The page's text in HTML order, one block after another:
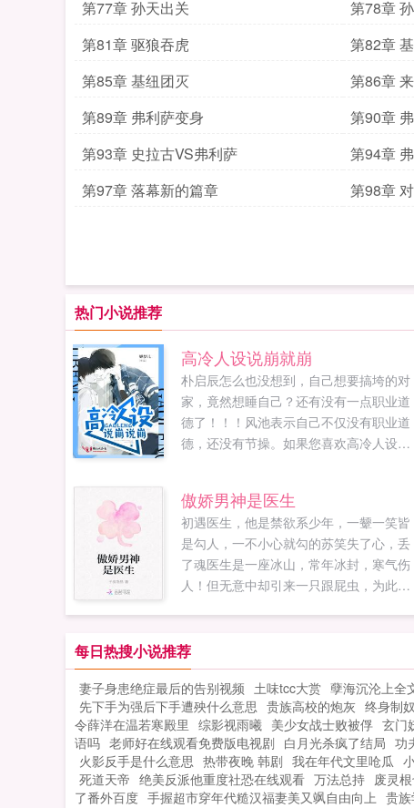
第77章 孙天出关
第78章
第81章 驱狼吞虎
第82章
第85章 基纽团灭
第86章
第89章 弗利萨变身
第90章
第93章 史拉古VS弗利萨
第94章
第97章 落幕新的篇章
第98章
热门小说推荐
高冷人设说崩就崩
朴启辰怎么也没想到，自己想要搞垮的对
家，竟然想睡自己？还有没有一点职业道
德了！！！风池表示自己不仅没有职业道
德，还没有节操。如果您喜欢高冷人设说
傲娇男神是医生
初遇医生，他是禁欲系少年，一颦一笑皆
是勾人，一不小心就勾的苏笑失了心，丢
了魂医生是一座冰山，常年冰封，寒气伤
人！但无意中却引来一只跟屁虫，为此，
喜欢你。为什么啊？医生瞥了她一眼太
小。苏笑第一次表白，苏笑被医生以胸小
为由拒绝！多年以后，某医生将苏笑强势
的压在床上，苏笑眯着眼小吗？医生被打
脸不小！如果您喜欢傲娇男神是医生，别
忘记分享给朋友...
每日热搜小说推荐
妻子身患绝症最后的告别视频 土味tcc大赏 孽海沉沦上全
先下手为强后下手遭殃什么意思 贵族高校的炮灰 终身制
令薛洋在温若寒殿里 综影视雨曦 美少女战士败被俘 玄门
语吗 老师好在线观看免费版电视剧 白月光杀疯了结局 功
火影反手是什么意思 热带夜晚 韩剧 我在年代文里呛瓜
死道天帝 绝美反派他重度社恐在线观看 万法总持 废灵
了番外百度 手握超市穿年代糙汉福妻美又飒自由向上 贵